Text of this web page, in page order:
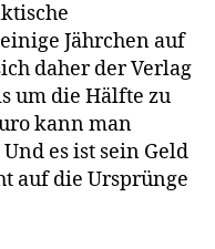
Jährchen auf
daher der Verlag
um die Hälfte zu
kann man
es ist sein Geld
auf die Ursprünge